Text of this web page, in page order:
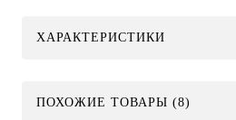
ХАРАКТЕРИСТИКИ
ПОХОЖИЕ ТОВАРЫ (8)